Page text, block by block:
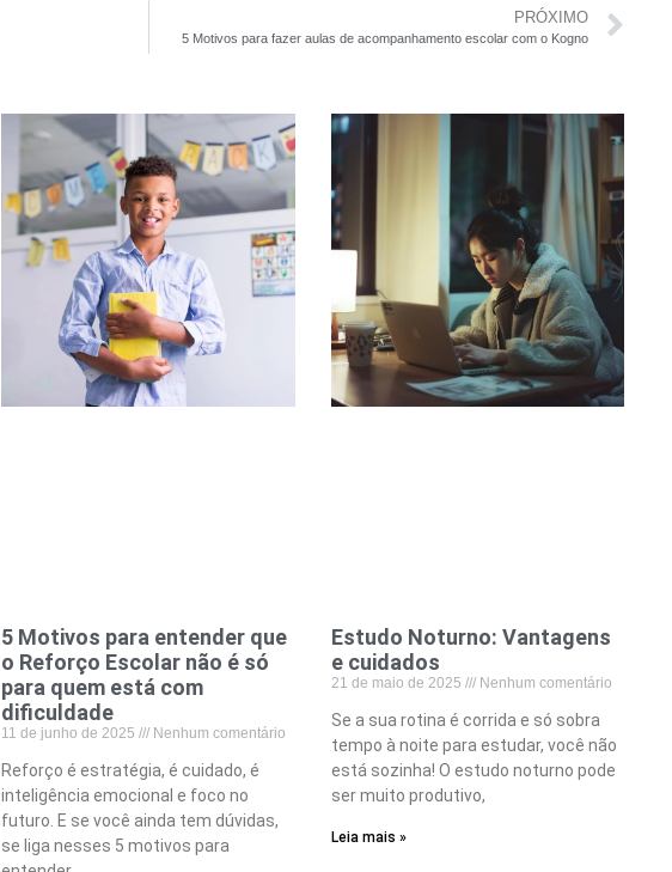
PRÓXIMO
5 Motivos para fazer aulas de acompanhamento escolar com o Kogno
5 Motivos para entender que
o Reforço Escolar não é só
para quem está com
dificuldade
11 de junho de 2025 Nenhum comentário
Reforço é estratégia, é cuidado, é
inteligência emocional e foco no
futuro. E se você ainda tem dúvidas,
se liga nesses 5 motivos para
Estudo Noturno: Vantagens
e cuidados
21 de maio de 2025 Nenhum comentário
Se a sua rotina é corrida e só sobra
tempo à noite para estudar, você não
está sozinha! O estudo noturno pode
ser muito produtivo,
Leia mais »